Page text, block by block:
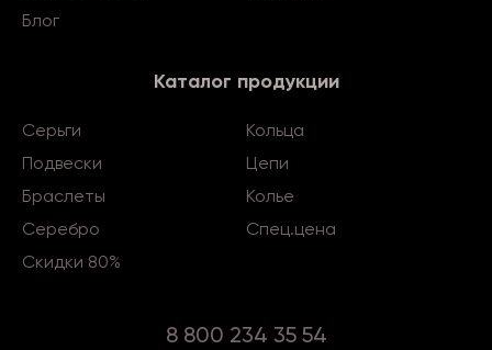
Блог
Каталог продукции
Серьги
Кольца
Подвески
Цепи
Браслеты
Колье
Серебро
Спец.цена
Скидки 80%
8 800 234 35 54